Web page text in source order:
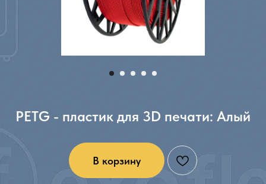
PETG - пластик для 3D печати: Алый
В корзину